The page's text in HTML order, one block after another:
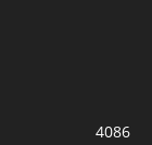
4086